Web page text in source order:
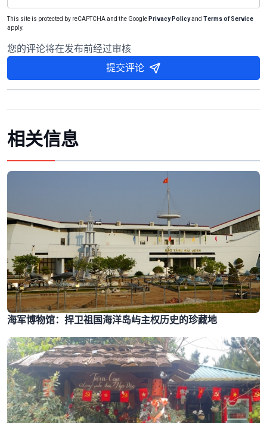
This site is protected by reCAPTCHA and the Google Privacy Policyand Terms of Service
apply.
您的评论将在发布前经过审核
提交评论
相关信息
海军博物馆：捍卫祖国海洋岛屿主权历史的珍藏地